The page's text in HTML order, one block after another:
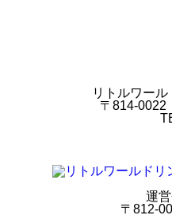
リトルワー
〒814-
運
〒812-